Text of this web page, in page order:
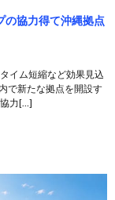
の協力得て沖縄拠点
イム短縮など効果見込
で新たな拠点を開設す
力[…]